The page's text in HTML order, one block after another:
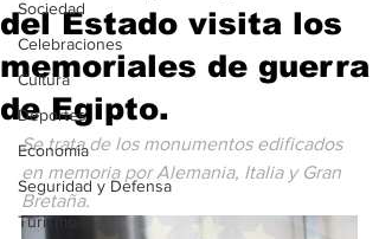
Sociedad
Celebraciones
Cultura
Deportes
Economia
Seguridad y Defensa
Turismo
del Estado visita los
memoriales de guerra
de Egipto.
Se trata de los monumentos edificados
en memoria por Alemania, Italia y Gran
Bretaña.